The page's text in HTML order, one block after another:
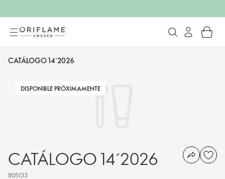
CATÁLOGO 14´2026
DISPONIBLE PRÓXIMAMENTE
CATÁLOGO 14´2026
805133